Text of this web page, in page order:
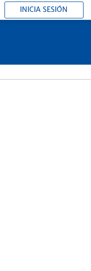
INICIA SESIÓN